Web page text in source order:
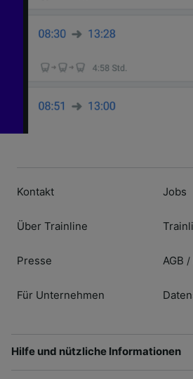
Kontakt
Über Trainline
Presse
Für Unternehmen
Jobs
AGB /
Hilfe und nützliche Informationen